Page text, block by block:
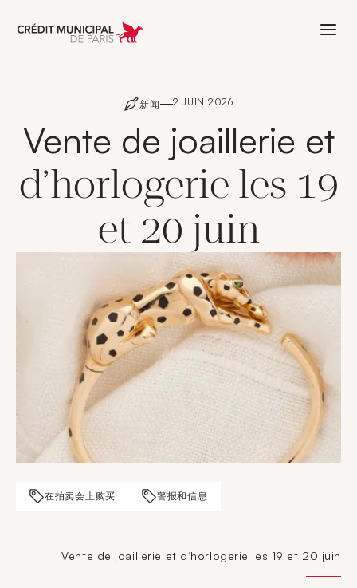
Aller à l'accueil de Crédit Municipal
新闻 2 JUIN 2026
Vente de joaillerie et
d’horlogerie les 19
et 20 juin
在拍卖会上购买 警报和信息
Vente de joaillerie et d’horlogerie les 19 et 20 juin